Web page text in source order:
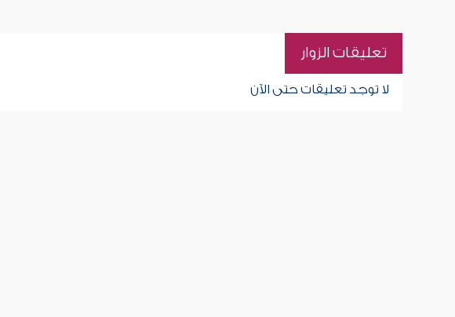
تعليقات الزوار
لا توجد تعليقات حتى الآن